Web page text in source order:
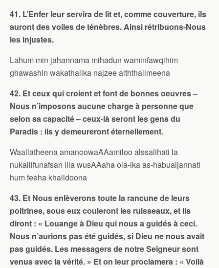
41. L’Enfer leur servira de lit et, comme couverture, ils
auront des voiles de ténèbres. Ainsi rétribuons-Nous
les injustes.
Lahum min jahannama mihadun waminfawqihim
ghawashin wakathalika najzee alththalimeena
42. Et ceux qui croient et font de bonnes oeuvres –
Nous n’imposons aucune charge à personne que
selon sa capacité – ceux-là seront les gens du
Paradis : ils y demeureront éternellement.
Waallatheena amanoowaAAamiloo alssalihati la
nukallifunafsan illa wusAAaha ola-ika as-habualjannati
hum feeha khalidoona
43. Et Nous enlèverons toute la rancune de leurs
poitrines, sous eux couleront les ruisseaux, et ils
diront : « Louange à Dieu qui nous a guidés à ceci.
Nous n’aurions pas été guidés, si Dieu ne nous avait
pas guidés. Les messagers de notre Seigneur sont
venus avec la vérité. » Et on leur proclamera : « Voilà